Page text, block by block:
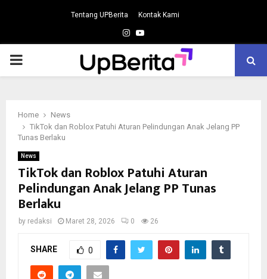
Tentang UPBerita Kontak Kami
Instagram
Youtube
PRIMARY
Home
News
TikTok dan Roblox Patuhi Aturan Pelindungan Anak Jelang PP
Tunas Berlaku
News
TikTok dan Roblox Patuhi Aturan
Pelindungan Anak Jelang PP Tunas
Berlaku
by redaksi Maret 28, 2026 0 26
SHARE 0